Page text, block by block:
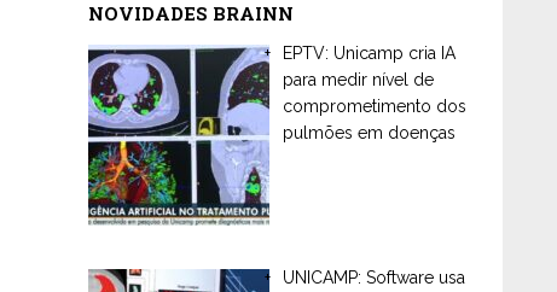
NOVIDADES BRAINN
EPTV: Unicamp cria IA
para medir nível de
comprometimento dos
pulmões em doenças
UNICAMP: Software usa